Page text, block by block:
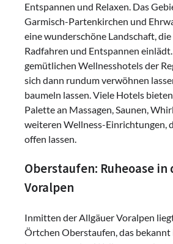
Entspannen und Relaxen. Das
Garmisch-Partenkirchen und
eine wunderschöne Landschaft,
Radfahren und Entspannen
gemütlichen Wellnesshotels der
sich dann rundum verwöhnen
baumeln lassen. Viele Hotels
Palette an Massagen, Saunen,
weiteren Wellness-Einrichtungen,
offen lassen.
Oberstaufen: Ruheoase in
Voralpen
Inmitten der Allgäuer Voralpen
Örtchen Oberstaufen, das bekannt